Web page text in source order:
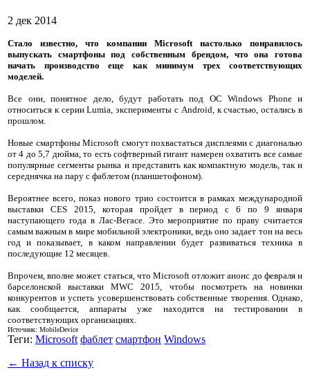
2 дек 2014
Стало известно, что компании Microsoft настолько понравилось
выпускать смартфоны под собственным брендом, что она готова
начать производство еще как минимум трех соответствующих
моделей.
Все они, понятное дело, будут работать под ОС Windows Phone и
относиться к серии Lumia, эксперименты с Android, к счастью, остались в
прошлом.
Новые смартфоны Microsoft смогут похвастаться дисплеями с диагональю
от 4 до 5,7 дюйма, то есть софтверный гигант намерен охватить все самые
популярные сегменты рынка и представить как компактную модель, так и
середнячка на пару с фаблетом (планшетофоном).
Вероятнее всего, показ нового трио состоится в рамках международной
выставки CES 2015, которая пройдет в период с 6 по 9 января
наступающего года в Лас-Вегасе. Это мероприятие по праву считается
самым важным в мире мобильной электроники, ведь оно задает тон на весь
год и показывает, в каком направлении будет развиваться техника в
последующие 12 месяцев.
Впрочем, вполне может статься, что Microsoft отложит анонс до февраля и
барселонской выставки MWC 2015, чтобы посмотреть на новинки
конкурентов и успеть усовершенствовать собственные творения. Однако,
как сообщается, аппараты уже находится на тестировании в
соответствующих организациях.
Источник: MobileDevice
Теги: Microsoft фаблет смартфон Windows
← Назад к списку